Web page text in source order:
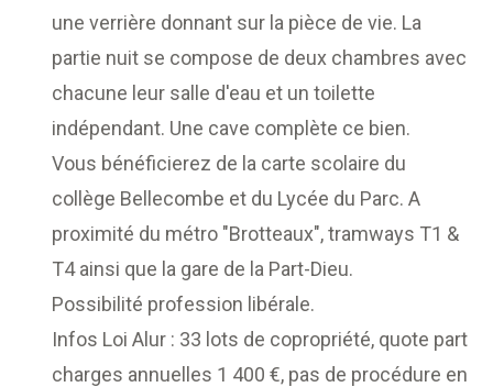
une verrière donnant sur la pièce de vie. La
partie nuit se compose de deux chambres avec
chacune leur salle d'eau et un toilette
indépendant. Une cave complète ce bien.
Vous bénéficierez de la carte scolaire du
collège Bellecombe et du Lycée du Parc. A
proximité du métro "Brotteaux", tramways T1 &
T4 ainsi que la gare de la Part-Dieu.
Possibilité profession libérale.
Infos Loi Alur : 33 lots de copropriété, quote part
charges annuelles 1 400 €, pas de procédure en